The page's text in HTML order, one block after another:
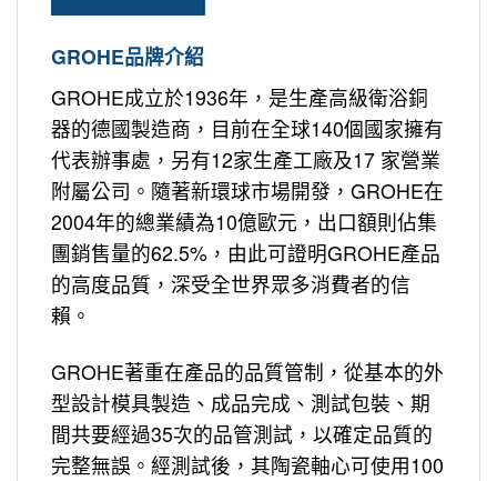
GROHE品牌介紹
GROHE成立於1936年，是生產高級衛浴銅
器的德國製造商，目前在全球140個國家擁有
代表辦事處，另有12家生產工廠及17 家營業
附屬公司。隨著新環球市場開發，GROHE在
2004年的總業績為10億歐元，出口額則佔集
團銷售量的62.5%，由此可證明GROHE產品
的高度品質，深受全世界眾多消費者的信
賴。
GROHE著重在產品的品質管制，從基本的外
型設計模具製造、成品完成、測試包裝、期
間共要經過35次的品管測試，以確定品質的
完整無誤。經測試後，其陶瓷軸心可使用100